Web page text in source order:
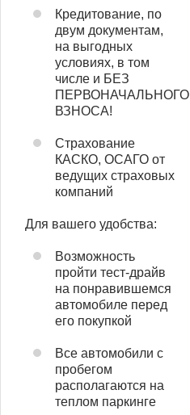
Кредитование, по
двум документам,
на выгодных
условиях, в том
числе и БЕЗ
ПЕРВОНАЧАЛЬНОГО
ВЗНОСА!
Страхование
КАСКО, ОСАГО от
ведущих страховых
компаний
Для вашего удобства:
Возможность
пройти тест-драйв
на понравившемся
автомобиле перед
его покупкой
Все автомобили с
пробегом
располагаются на
теплом паркинге